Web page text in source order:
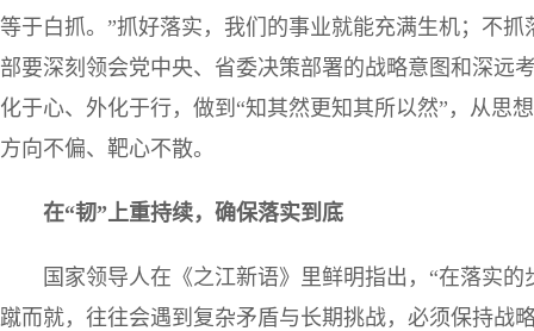
等于白抓。”抓好落实，我们的事业就能充满生机；不
部要深刻领会党中央、省委决策部署的战略意图和深远
化于心、外化于行，做到“知其然更知其所以然”，从思
方向不偏、靶心不散。
在“韧”上重持续，确保落实到底
国家领导人在《之江新语》里鲜明指出，“在落实
蹴而就，往往会遇到复杂矛盾与长期挑战，必须保持战